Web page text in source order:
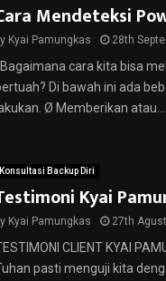
Mendeteksi
Kyai Pamungkas 28th
cara kita bisa
Di bawah ini ada
Ø Memberikan atau...
Konsultasi Backup Diri
Kyai
Kyai Pamungkas 27th
CLIENT KYAI
pasti menguji kita